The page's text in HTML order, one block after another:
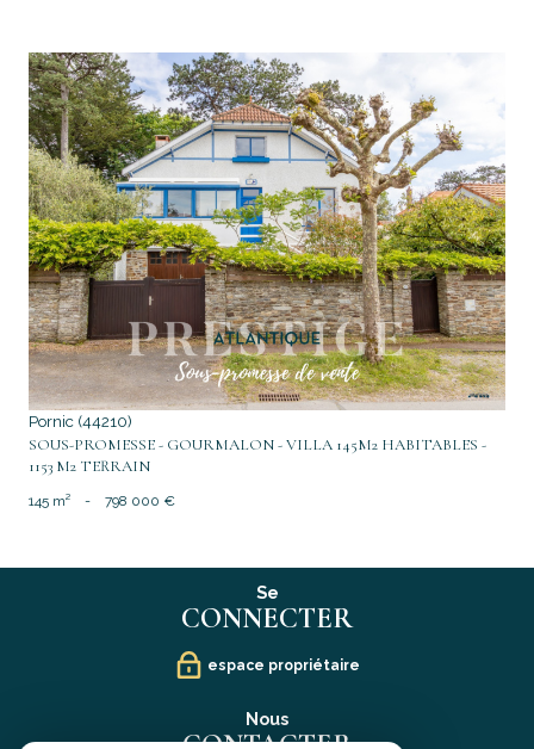
voir le bien
Pornic (44210)
SOUS-PROMESSE - GOURMALON - VILLA 145M2 HABITABLES -
1153 M2 TERRAIN
145 m² - 798 000 €
Se
CONNECTER
espace propriétaire
Nous